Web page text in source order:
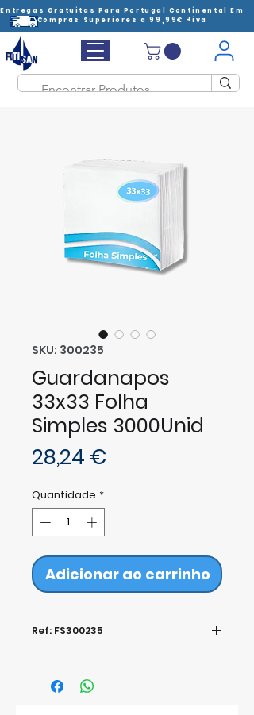
Entregas Gratuitas Para Portugal Continental Em
Compras Superiores a 99,99€ +iva
SKU: 300235
Guardanapos
33x33 Folha
Simples 3000Unid
28,24 €
Quantidade *
Adicionar ao carrinho
Ref: FS300235